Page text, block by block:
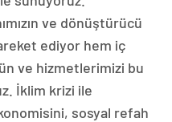
ve dönüştürücü
ediyor hem iç
ve hizmetlerimizi bu
İklim krizi ile
sosyal refah